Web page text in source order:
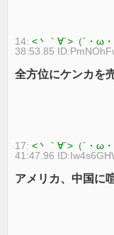
14:<丶｀∀´>（´・ω
38:53.85
全方位にケンカを
17:<丶｀∀´>（´・ω
41:47.96
アメリカ、中国に